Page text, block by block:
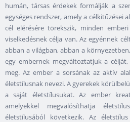
humán, társas érdekek formálják a
egységes rendszer, amely a célkitűzései
cél elérésére törekszik, minden
viselkedésnek célja van. Az egyénnek
abban a világban, abban a
egy embernek megváltoztatjuk a
meg. Az ember a sorsának az aktív
életstílusnak nevezi. A gyerekek
a saját életstílusukat. Az ember
amelyekkel megvalósíthatja
életstílusából következik. Az